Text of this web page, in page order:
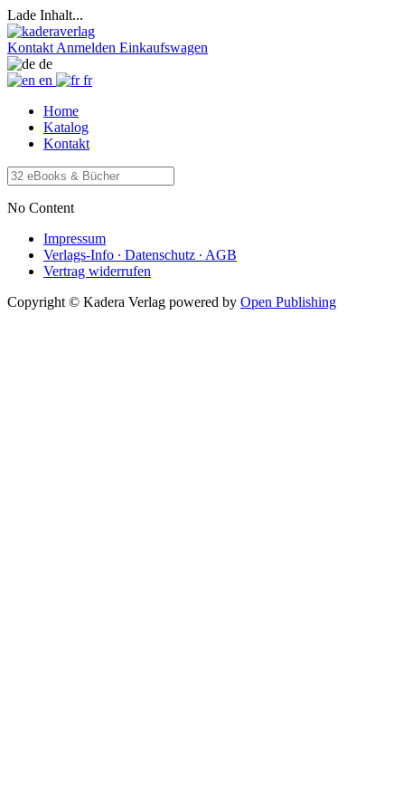
Lade Inhalt...
Kontakt Anmelden Einkaufswagen
de
en
fr
Home
Katalog
Kontakt
No Content
Impressum
Verlags-Info ∙ Datenschutz ∙ AGB
Vertrag widerrufen
Copyright © Kadera Verlag powered by Open Publishing